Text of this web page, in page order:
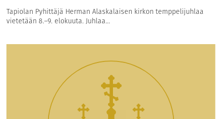
Tapiolan Pyhittäjä Herman Alaskalaisen kirkon temppelijuhlaa
vietetään 8.–9. elokuuta. Juhlaa...